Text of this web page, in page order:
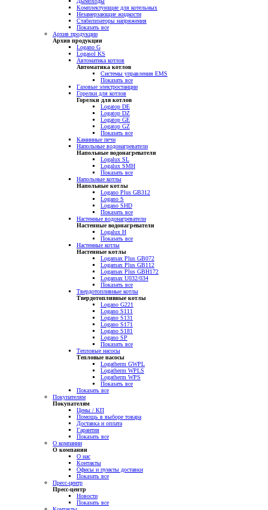
Комплектующие для котельных
Незамерзающие жидкости
Стабилизаторы напряжения
Показать все
Архив продукции
Архив продукции
Logano G
Logasol KS
Автоматика котлов
Автоматика котлов
Системы управления EMS
Показать все
Газовые электростанции
Горелки для котлов
Горелки для котлов
Logatop DE
Logatop DZ
Logatop GE
Logatop GZ
Показать все
Каминные печи
Напольные водонагреватели
Напольные водонагреватели
Logalux SL
Logalux SMH
Показать все
Напольные котлы
Напольные котлы
Logano Plus GB312
Logano S
Logano SHD
Показать все
Настенные водонагреватели
Настенные водонагреватели
Logalux H
Показать все
Настенные котлы
Настенные котлы
Logamax Plus GB072
Logamax Plus GB112
Logamax Plus GBH172
Logamax U032/034
Показать все
Твердотопливные котлы
Твердотопливные котлы
Logano G221
Logano S111
Logano S131
Logano S171
Logano S181
Logano SP
Показать все
Тепловые насосы
Тепловые насосы
Logatherm GWPL
Logatherm WPLS
Logatherm WPS
Показать все
Показать все
Покупателям
Покупателям
Цены / КП
Помощь в выборе товара
Доставка и оплата
Гарантия
Показать все
О компании
О компании
О нас
Контакты
Офисы и пункты доставки
Показать все
Пресс-центр
Пресс-центр
Новости
Показать все